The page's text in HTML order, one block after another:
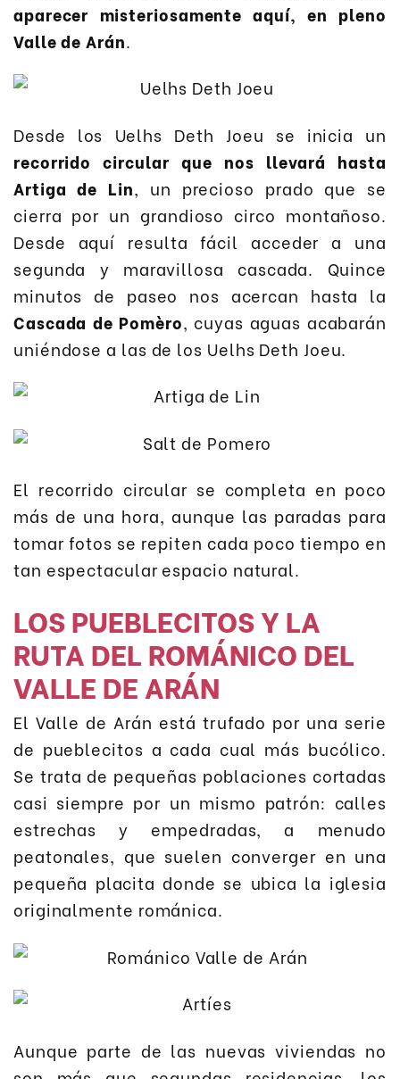
aparecer misteriosamente aquí, en pleno
Valle de Arán.
Desde los Uelhs Deth Joeu se inicia un
recorrido circular que nos llevará hasta
Artiga de Lin, un precioso prado que se
cierra por un grandioso circo montañoso.
Desde aquí resulta fácil acceder a una
segunda y maravillosa cascada. Quince
minutos de paseo nos acercan hasta la
Cascada de Pomèro, cuyas aguas acabarán
uniéndose a las de los Uelhs Deth Joeu.
El recorrido circular se completa en poco
más de una hora, aunque las paradas para
tomar fotos se repiten cada poco tiempo en
tan espectacular espacio natural.
LOS PUEBLECITOS Y LA
RUTA DEL ROMÁNICO DEL
VALLE DE ARÁN
El Valle de Arán está trufado por una serie
de pueblecitos a cada cual más bucólico.
Se trata de pequeñas poblaciones cortadas
casi siempre por un mismo patrón: calles
estrechas y empedradas, a menudo
peatonales, que suelen converger en una
pequeña placita donde se ubica la iglesia
originalmente románica.
Aunque parte de las nuevas viviendas no